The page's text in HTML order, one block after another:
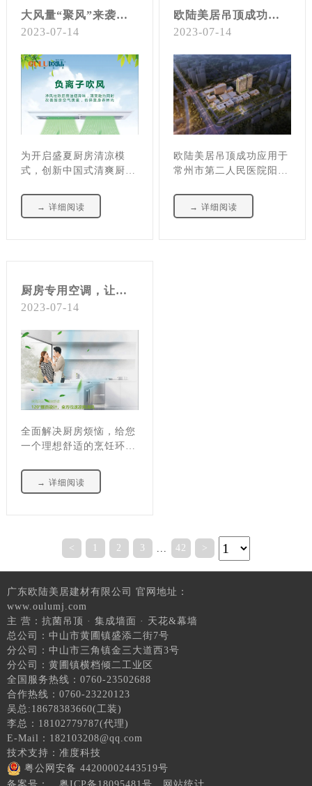
大风量“聚风”来袭，拒绝热浪，夏天也能清爽下厨
2023-07-14
为开启盛夏厨房清凉模
式，创新中国式清爽厨
新品“聚风厨房凉霸”并震
撼上市，让您的厨房“清
→ 详细阅读
欧陆美居吊顶成功入驻常州二院阳湖院区二期工程
2023-07-14
欧陆美居吊顶成功应用于
常州市第二人民医院阳湖
→ 详细阅读
厨房专用空调，让你摆脱火热厨房
2023-07-14
全面解决厨房烦恼，给您
一个理想舒适的烹饪环
→ 详细阅读
< 2 3 42 >
广东欧陆美居建材有限公司 官网地址：
www.oulumj.com
主 营：抗菌吊顶 · 集成墙面 · 天花&幕墙
总公司：中山市黄圃镇盛添二街7号
分公司：中山市三角镇金三大道西3号
分公司：黄圃镇横档倾二工业区
全国服务热线：0760-23502688
合作热线：0760-23220123
吴总:18678383660(工装)
李总：18102779787(代理)
E-Mail：182103208@qq.com
技术支持： 准度科技
粤公网安备 44200002443519号